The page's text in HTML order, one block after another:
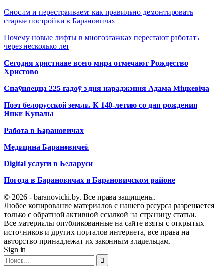
Сносим и перестраиваем: как правильно демонтировать
старые постройки в Барановичах
Почему новые лифты в многоэтажках перестают работать
через несколько лет
Сегодня христиане всего мира отмечают Рождество
Христово
Спаўняецца 225 гадоў з дня нараджэння Адама Міцкевіча
Поэт белорусской земли. К 140-летию со дня рождения
Янки Купалы
Работа в Барановичах
Медицина Барановичей
Digital услуги в Беларуси
Погода в Барановичах и Барановичском районе
© 2026 - baranovichi.by. Все права защищены.
Любое копирование материалов с нашего ресурса разрешается
только с обратной активной ссылкой на страницу статьи.
Все материалы опубликованные на сайте взяты с открытых
источников и других порталов интернета, все права на
авторство принадлежат их законным владельцам.
Sign in